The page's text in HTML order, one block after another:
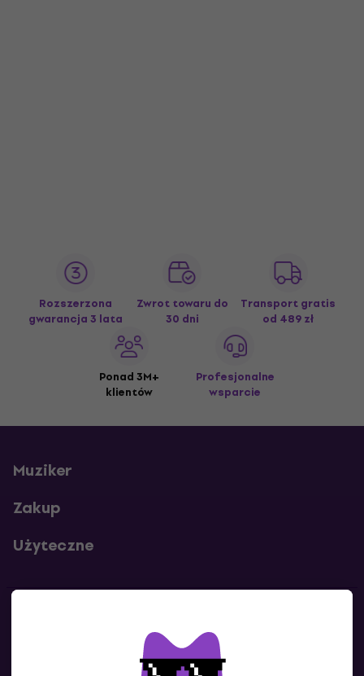
Rozszerzona
gwarancja 3 lata
Zwrot towaru do
30 dni
Transport gratis
od 489 zł
Ponad 3M+
klientów
Profesjonalne
wsparcie
Muziker
Zakup
Użyteczne
Skontaktuj się z nami